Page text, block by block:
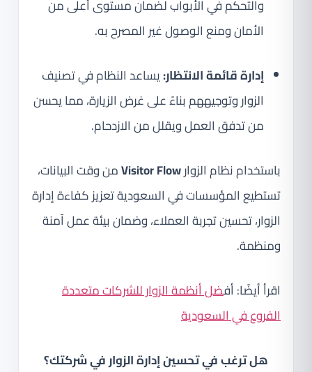
والتحكم في الأبواب لضمان مستوى أعلى من
الأمان ومنع الوصول غير المصرح به.
إدارة قائمة الانتظار:يساعد النظام في تصنيف
الزوار وتوجيههم بناءً على غرض الزيارة، مما يحسن
من تدفق العمل ويقلل من الازدحام.
باستخدام نظام الزوارVisitor Flowمن وقت البيانات،
تستطيع المؤسسات في السعودية تعزيز كفاءة إدارة
الزوار، تحسين تجربة العملاء، وضمان بيئة عمل آمنة
ومنظمة.
اقرأ أيضًا: أفضل أنظمة الزوار للشركات متعددة
الفروع في السعودية
هل ترغب في تحسين إدارة الزوار في شركتك؟